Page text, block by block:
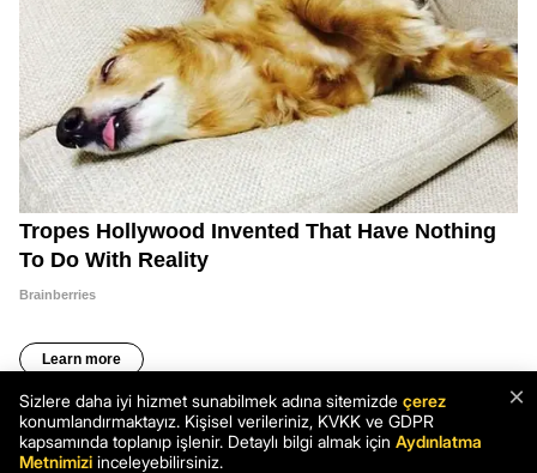
×
Sizlere daha iyi hizmet sunabilmek adına sitemizde çerez
konumlandırmaktayız. Kişisel verileriniz, KVKK ve GDPR
kapsamında toplanıp işlenir. Detaylı bilgi almak için Aydınlatma
Metnimizi inceleyebilirsiniz.